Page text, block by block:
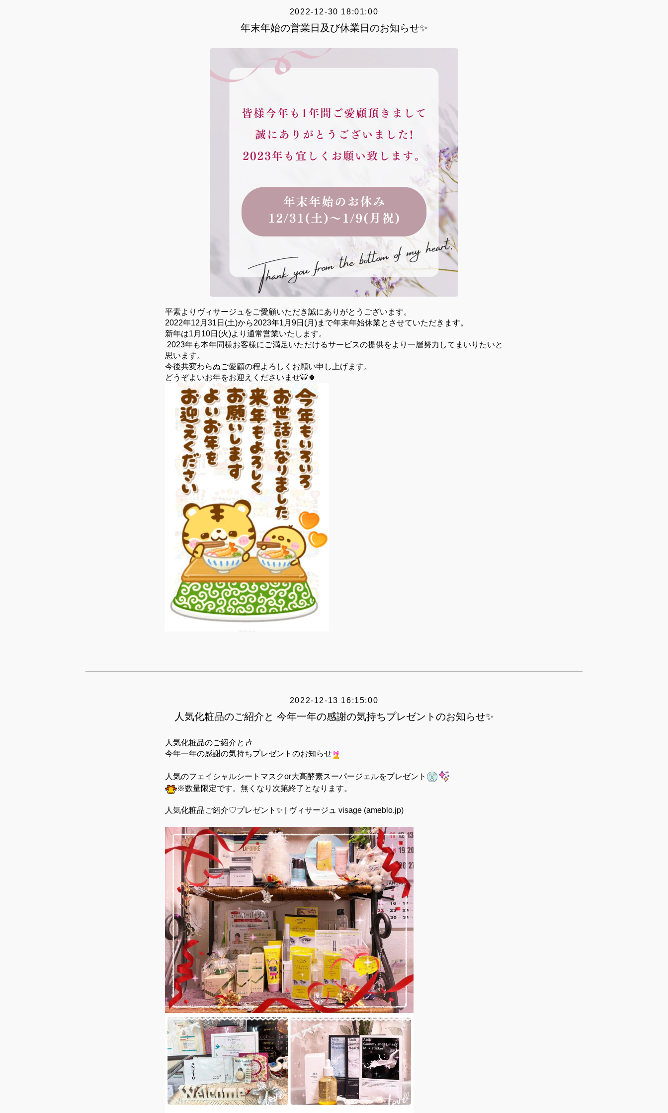
2022-12-30 18:01:00
年末年始の営業日及び休業日のお知らせ✨
平素よりヴィサージュをご愛顧いただき誠にありがとうございます。
2022年12月31日(土)から2023年1月9日(月)まで年末年始休業とさせていただきます。
新年は1月10日(火)より通常営業いたします。
2023年も本年同様お客様にご満足いただけるサービスの提供をより一層努力してまいりたいと
思います。
今後共変わらぬご愛顧の程よろしくお願い申し上げます。
どうぞよいお年をお迎えくださいませ🐯🍀
2022-12-13 16:15:00
人気化粧品のご紹介と 今年一年の感謝の気持ちプレゼントのお知らせ✨
人気化粧品のご紹介と🎶
今年一年の感謝の気持ちプレゼントのお知らせ
人気のフェイシャルシートマスクor大高酵素スーパージェルをプレゼント
※数量限定です。無くなり次第終了となります。
人気化粧品ご紹介♡プレゼント✨ | ヴィサージュ visage (ameblo.jp)